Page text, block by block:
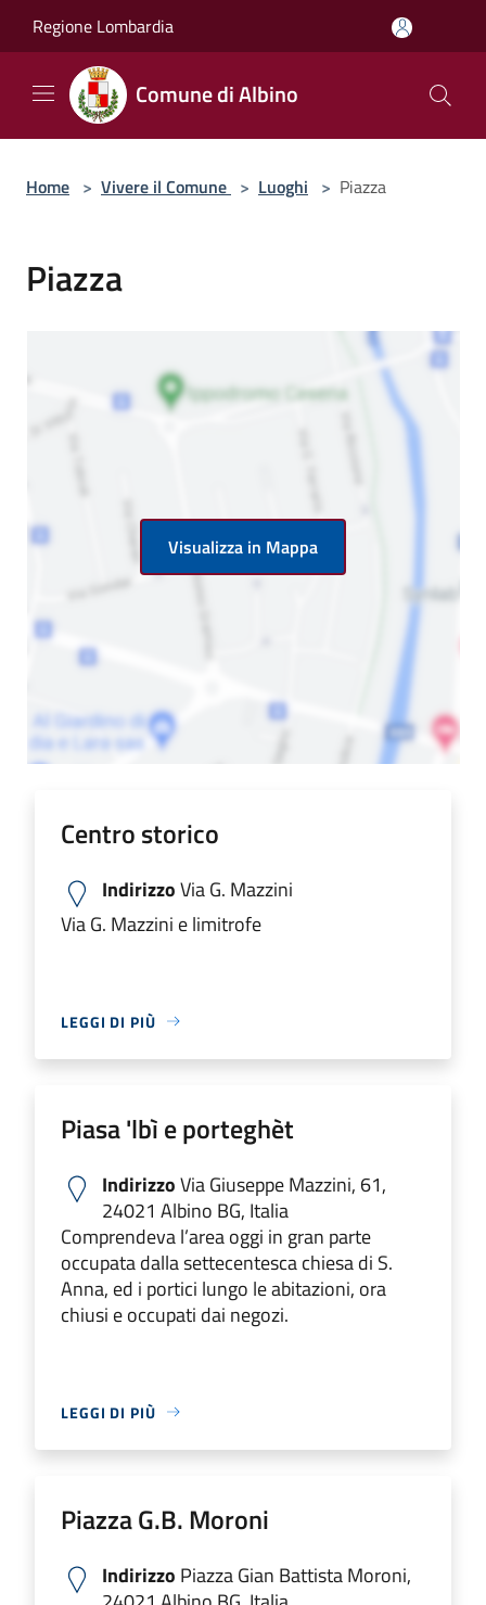
Regione Lombardia
Comune di Albino
Home > Vivere il Comune > Luoghi > Piazza
Piazza
Visualizza in Mappa
Centro storico
IndirizzoVia G. Mazzini
Via G. Mazzini e limitrofe
LEGGI DI PIÙ
Piasa 'lbì e porteghèt
IndirizzoVia Giuseppe Mazzini, 61,
24021 Albino BG, Italia
Comprendeva l’area oggi in gran parte
occupata dalla settecentesca chiesa di S.
Anna, ed i portici lungo le abitazioni, ora
chiusi e occupati dai negozi.
LEGGI DI PIÙ
Piazza G.B. Moroni
Indirizzo Piazza Gian Battista Moroni,